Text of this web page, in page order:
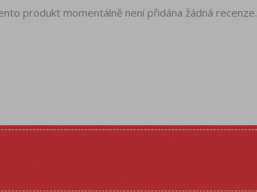
produkt momentálně není přidána žádná recenze.